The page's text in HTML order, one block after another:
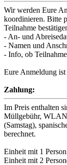
Wir werden Eure
koordinieren. Bitte
Teilnahme
- An- und
- Namen und
- Info, ob
Eure Anmeldung
Zahlung:
Im Preis enthalten
Müllgebühr,
(Samstag),
berechnet.
Einheit mit 1
Einheit mit 2